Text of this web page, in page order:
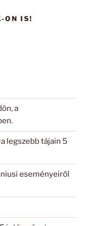
ON IS!
a
legszebb tájain 5
eseményeiről